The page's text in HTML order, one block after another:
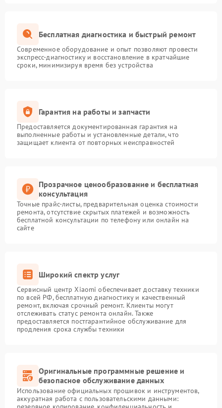
Бесплатная диагностика и быстрый ремонт
Современное оборудование и опыт позволяют провести
экспресс-диагностику и восстановление в кратчайшие
сроки, минимизируя время без устройства
Гарантия на работы и запчасти
Предоставляется документированная гарантия на
выполненные работы и установленные детали, что
защищает клиента от повторных неисправностей
Прозрачное ценообразование и бесплатная
консультация
Точные прайс-листы, предварительная оценка стоимости
ремонта, отсутствие скрытых платежей и возможность
бесплатной консультации по телефону или онлайн на
сайте
Широкий спектр услуг
Сервисный центр Xiaomi обеспечивает доставку техники
по всей РФ, бесплатную диагностику и качественный
ремонт, включая срочный ремонт. Клиенты могут
отслеживать статус ремонта онлайн. Также
предоставляется постгарантийное обслуживание для
продления срока службы техники
Оригинальные программные решение и
безопасное обслуживание данных
Использование официальных прошивок и инструментов,
аккуратная работа с пользовательскими данными: